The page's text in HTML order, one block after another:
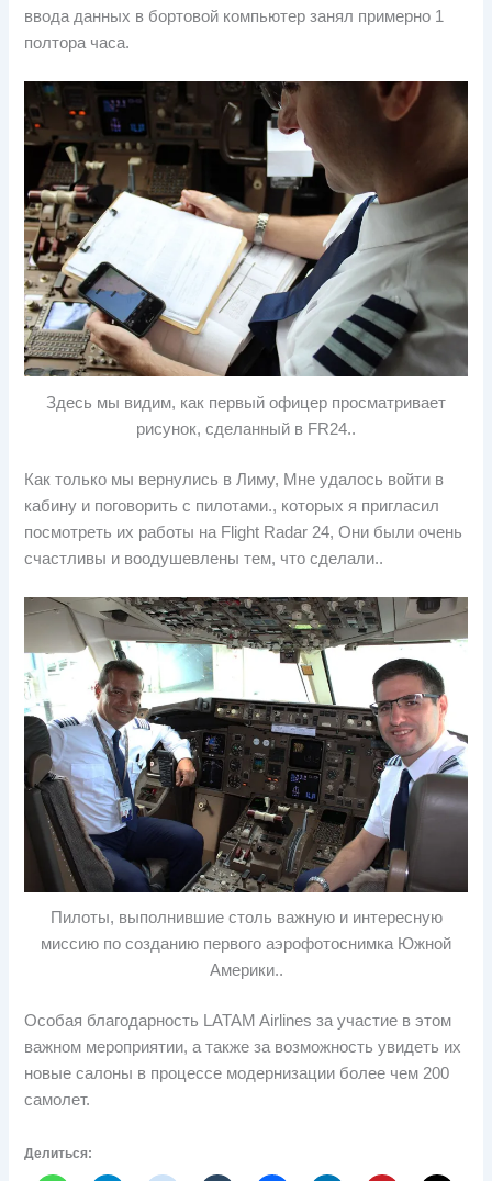
ввода данных в бортовой компьютер занял примерно 1
полтора часа.
Здесь мы видим, как первый офицер просматривает
рисунок, сделанный в FR24..
Как только мы вернулись в Лиму, Мне удалось войти в
кабину и поговорить с пилотами., которых я пригласил
посмотреть их работы на Flight Radar 24, Они были очень
счастливы и воодушевлены тем, что сделали..
Пилоты, выполнившие столь важную и интересную
миссию по созданию первого аэрофотоснимка Южной
Америки..
Особая благодарность LATAM Airlines за участие в этом
важном мероприятии, а также за возможность увидеть их
новые салоны в процессе модернизации более чем 200
самолет.
Делиться: